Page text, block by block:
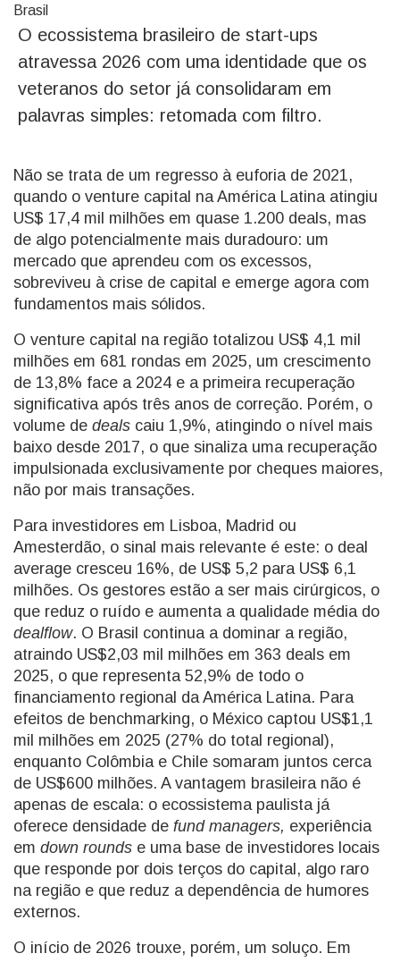
O ecossistema brasileiro de start-ups
atravessa 2026 com uma identidade que os
veteranos do setor já consolidaram em
palavras simples: retomada com filtro.
Não se trata de um regresso à euforia de 2021,
quando o venture capital na América Latina atingiu
US$ 17,4 mil milhões em quase 1.200 deals, mas
de algo potencialmente mais duradouro: um
mercado que aprendeu com os excessos,
sobreviveu à crise de capital e emerge agora com
fundamentos mais sólidos.
O venture capital na região totalizou US$ 4,1 mil
milhões em 681 rondas em 2025, um crescimento
de 13,8% face a 2024 e a primeira recuperação
significativa após três anos de correção. Porém, o
volume de deals caiu 1,9%, atingindo o nível mais
baixo desde 2017, o que sinaliza uma recuperação
impulsionada exclusivamente por cheques maiores,
não por mais transações.
Para investidores em Lisboa, Madrid ou
Amesterdão, o sinal mais relevante é este: o deal
average cresceu 16%, de US$ 5,2 para US$ 6,1
milhões. Os gestores estão a ser mais cirúrgicos, o
que reduz o ruído e aumenta a qualidade média do
dealflow. O Brasil continua a dominar a região,
atraindo US$2,03 mil milhões em 363 deals em
2025, o que representa 52,9% de todo o
financiamento regional da América Latina. Para
efeitos de benchmarking, o México captou US$1,1
mil milhões em 2025 (27% do total regional),
enquanto Colômbia e Chile somaram juntos cerca
de US$600 milhões. A vantagem brasileira não é
apenas de escala: o ecossistema paulista já
oferece densidade de fund managers, experiência
em down rounds e uma base de investidores locais
que responde por dois terços do capital, algo raro
na região e que reduz a dependência de humores
externos.
O início de 2026 trouxe, porém, um soluço. Em